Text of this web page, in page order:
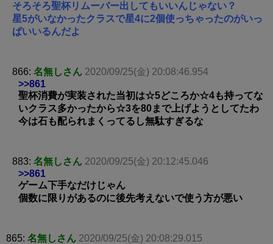
そろそろ聖杯リムーバー出してもいいんじゃない？
星5がいなかったクラスで星4に2個使っちゃったのがいっ
ぱいいるんだよ
866: 名無しさん 2020/09/25(金) 20:08:46.954
>>861
聖杯消費が実装された当初は☆5どころか☆4も持ってな
いクラス多かったから☆3を80まで上げようとしてたわ
今は石も配られまくってるし無駄すぎるな
883: 名無しさん 2020/09/25(金) 20:12:45.046
>>861
ゲーム下手なだけじゃん
個数に限りがあるのに後先考えないで使う方が悪い
865: 名無しさん 2020/09/25(金) 20:08:29.015